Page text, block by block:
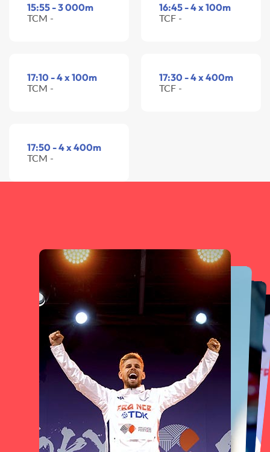
15:55 - 3 000m
TCM -
16:45 - 4 x 100m
TCF -
17:10 - 4 x 100m
TCM -
17:30 - 4 x 400m
TCF -
17:50 - 4 x 400m
TCM -